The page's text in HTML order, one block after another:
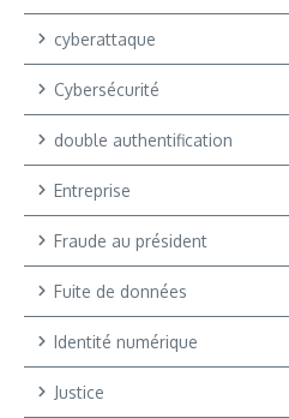
cyberattaque
Cybersécurité
double authentification
Entreprise
Fraude au président
Fuite de données
Identité numérique
Justice